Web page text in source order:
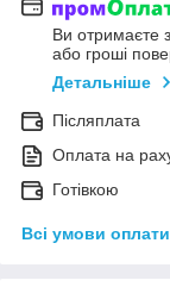
Ви отримаєте
або гроші
Детальніше
Післяплата
Оплата на
Готівкою
Всі умови оплати